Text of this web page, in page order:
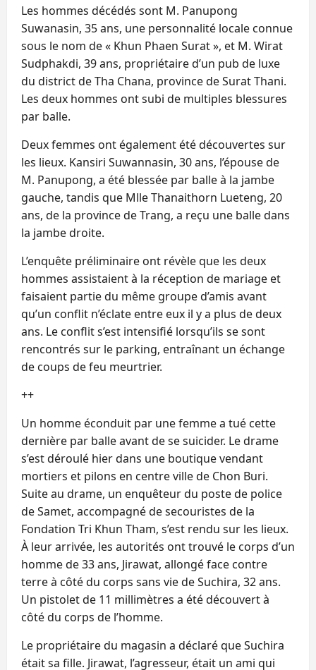
Les hommes décédés sont M. Panupong
Suwanasin, 35 ans, une personnalité locale connue
sous le nom de « Khun Phaen Surat », et M. Wirat
Sudphakdi, 39 ans, propriétaire d’un pub de luxe
du district de Tha Chana, province de Surat Thani.
Les deux hommes ont subi de multiples blessures
par balle.
Deux femmes ont également été découvertes sur
les lieux. Kansiri Suwannasin, 30 ans, l’épouse de
M. Panupong, a été blessée par balle à la jambe
gauche, tandis que Mlle Thanaithorn Lueteng, 20
ans, de la province de Trang, a reçu une balle dans
la jambe droite.
L’enquête préliminaire ont révèle que les deux
hommes assistaient à la réception de mariage et
faisaient partie du même groupe d’amis avant
qu’un conflit n’éclate entre eux il y a plus de deux
ans. Le conflit s’est intensifié lorsqu’ils se sont
rencontrés sur le parking, entraînant un échange
de coups de feu meurtrier.
++
Un homme éconduit par une femme a tué cette
dernière par balle avant de se suicider. Le drame
s’est déroulé hier dans une boutique vendant
mortiers et pilons en centre ville de Chon Buri.
Suite au drame, un enquêteur du poste de police
de Samet, accompagné de secouristes de la
Fondation Tri Khun Tham, s’est rendu sur les lieux.
À leur arrivée, les autorités ont trouvé le corps d’un
homme de 33 ans, Jirawat, allongé face contre
terre à côté du corps sans vie de Suchira, 32 ans.
Un pistolet de 11 millimètres a été découvert à
côté du corps de l’homme.
Le propriétaire du magasin a déclaré que Suchira
était sa fille. Jirawat, l’agresseur, était un ami qui